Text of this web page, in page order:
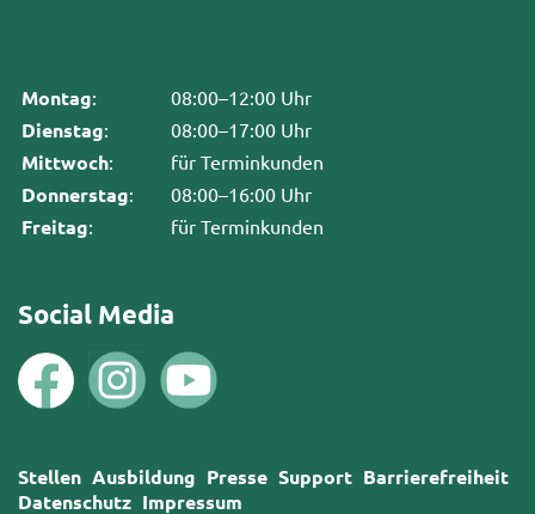
Montag: 08:00–12:00 Uhr
Dienstag: 08:00–17:00 Uhr
Mittwoch: für Terminkunden
Donnerstag: 08:00–16:00 Uhr
Freitag: für Terminkunden
Social Media
Stellen Ausbildung Presse Support Barrierefreiheit
Datenschutz Impressum